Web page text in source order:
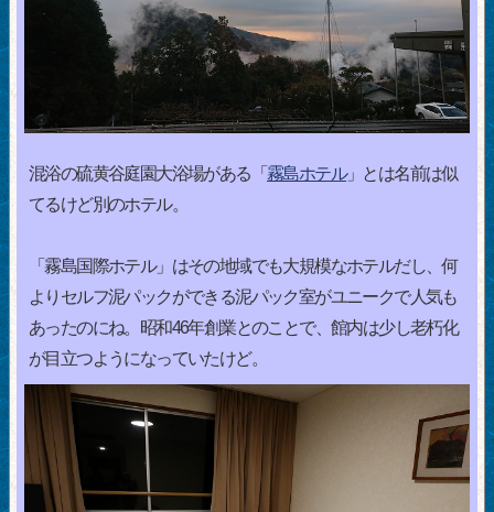
混浴の硫黄谷庭園大浴場がある「 霧島ホテル」とは名前は似
てるけど別のホテル。
「霧島国際ホテル」はその地域でも大規模なホテルだし、何
よりセルフ泥パックができる泥パック室がユニークで人気も
あったのにね。昭和46年創業とのことで、館内は少し老朽化
が目立つようになっていたけど。